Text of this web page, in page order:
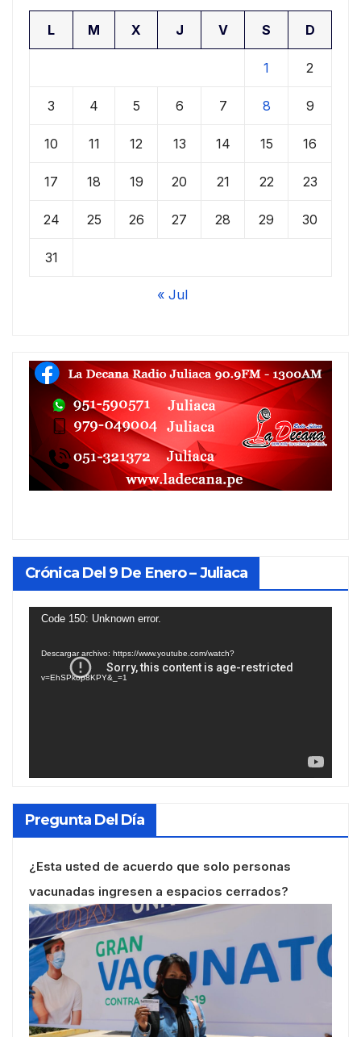
L M X J V S D
1 2
3 4 5 6 7 8 9
10 11 12 13 14 15 16
17 18 19 20 21 22 23
24 25 26 27 28 29 30
31
« Jul
Crónica Del 9 De Enero – Juliaca
Reproductor
Code 150: Unknown error.
Descargar archivo: https://www.youtube.com/watch?
v=EhSPkop8KPY&_=1
Pregunta Del Día
¿Esta usted de acuerdo que solo personas
vacunadas ingresen a espacios cerrados?